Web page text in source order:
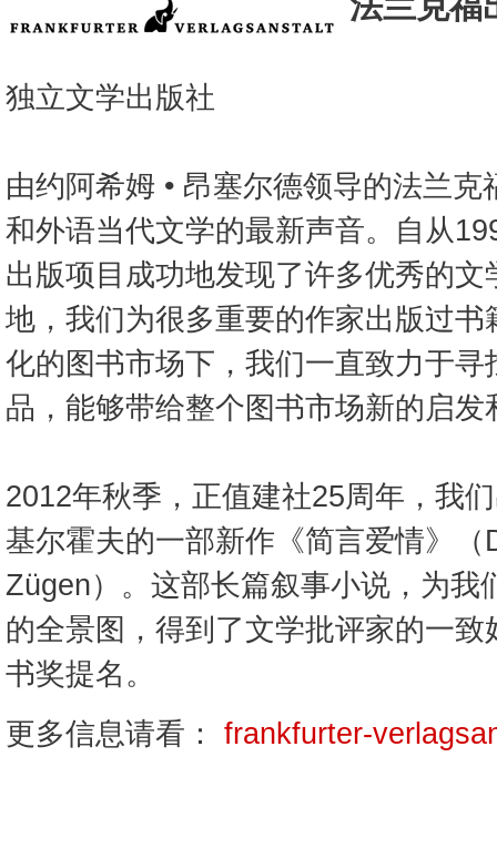
独立文学出版社
由约阿希姆 • 昂塞尔德领导的法兰
和外语当代文学的最新声音。自从
出版项目成功地发现了许多优秀的
地，我们为很多重要的作家出版过
化的图书市场下，我们一直致力于
品，能够带给整个图书市场新的启发
2012年秋季，正值建社25周年，我
基尔霍夫的一部新作《简言爱情》
Zügen）。这部长篇叙事小说，为我
的全景图，得到了文学批评家的一
书奖提名。
更多信息请看： frankfurter-